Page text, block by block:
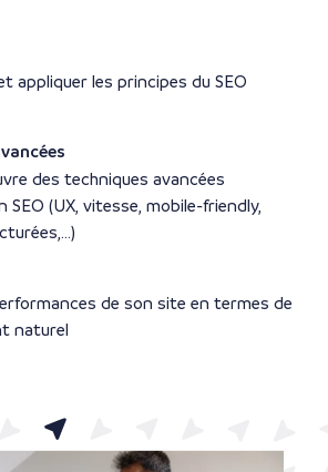
appliquer les principes du SEO
des techniques avancées
SEO (UX, vitesse, mobile-friendly,
de son site en termes de
naturel